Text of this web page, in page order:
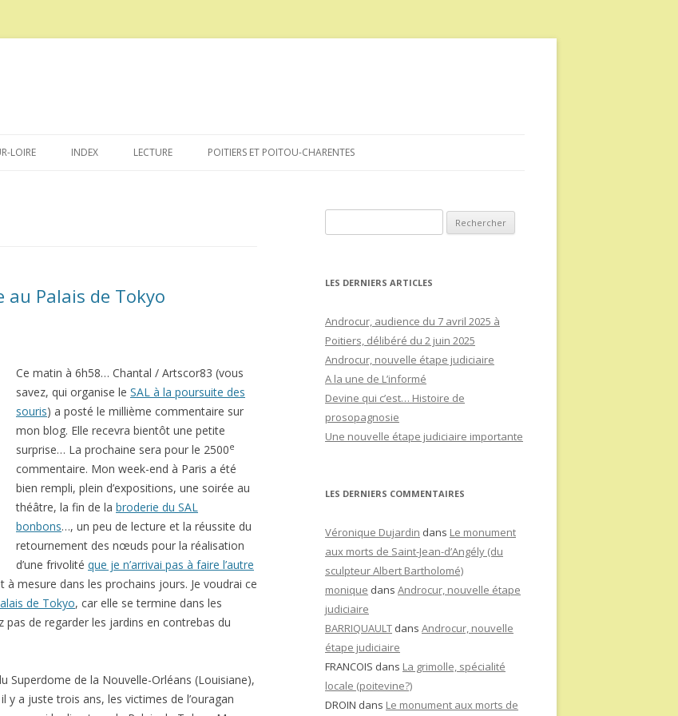
au
LOIRE INDEX LECTURE POITIERS ET POITOU-CHARENTES
au Palais de Tokyo
Ce matin à 6h58… Chantal / Artscor83 (vous
savez, qui organise le SAL à la poursuite des
souris) a posté le millième commentaire sur
mon blog. Elle recevra bientôt une petite
surprise… La prochaine sera pour le 2500e
commentaire. Mon week-end à Paris a été
bien rempli, plein d’expositions, une soirée au
théâtre, la fin de la broderie du SAL
bonbons…, un peu de lecture et la réussite du
retournement des nœuds pour la réalisation
d’une frivolité que je n’arrivai pas à faire l’autre
mesure dans les prochains jours. Je voudrai ce
de Tokyo, car elle se termine dans les
de regarder les jardins en contrebas du
Superdome de la Nouvelle-Orléans (Louisiane),
a juste trois ans, les victimes de l’ouragan
e
h
r
c
h
e
r
:
LES DERNIERS ARTICLES
Androcur, audience du 7 avril 2025 à
Poitiers, délibéré du 2 juin 2025
Androcur, nouvelle étape judiciaire
A la une de L’informé
Devine qui c’est… Histoire de
prosopagnosie
Une nouvelle étape judiciaire importante
LES DERNIERS COMMENTAIRES
Véronique Dujardin dans Le monument
aux morts de Saint-Jean-d’Angély (du
sculpteur Albert Bartholomé)
monique dans Androcur, nouvelle étape
judiciaire
BARRIQUAULT dans Androcur, nouvelle
étape judiciaire
FRANCOIS dans La grimolle, spécialité
locale (poitevine?)
DROIN dans Le monument aux morts de